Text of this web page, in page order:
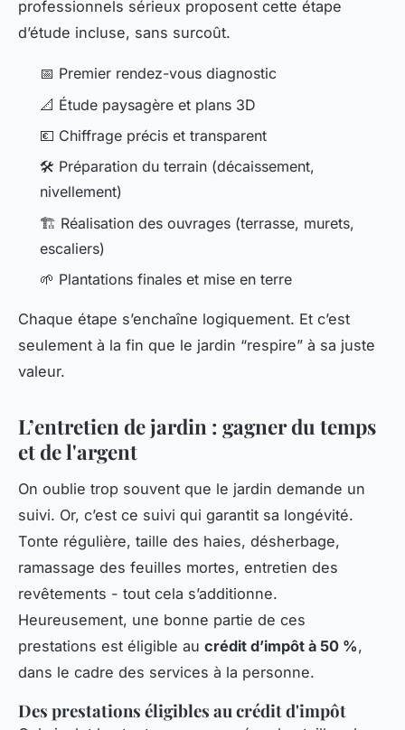
professionnels sérieux proposent cette étape
d’étude incluse, sans surcoût.
📅 Premier rendez-vous diagnostic
📐 Étude paysagère et plans 3D
💶 Chiffrage précis et transparent
🛠️ Préparation du terrain (décaissement,
nivellement)
🏗️ Réalisation des ouvrages (terrasse, murets,
escaliers)
🌱 Plantations finales et mise en terre
Chaque étape s’enchaîne logiquement. Et c’est
seulement à la fin que le jardin “respire” à sa juste
valeur.
L’entretien de jardin : gagner du temps
et de l'argent
On oublie trop souvent que le jardin demande un
suivi. Or, c’est ce suivi qui garantit sa longévité.
Tonte régulière, taille des haies, désherbage,
ramassage des feuilles mortes, entretien des
revêtements - tout cela s’additionne.
Heureusement, une bonne partie de ces
prestations est éligible au crédit d’impôt à 50 %,
dans le cadre des services à la personne.
Des prestations éligibles au crédit d'impôt